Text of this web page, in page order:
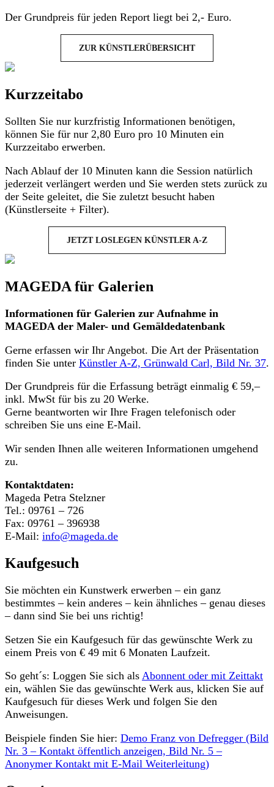
Der Grundpreis für jeden Report liegt bei 2,- Euro.
ZUR KÜNSTLERÜBERSICHT
Kurzzeitabo
Sollten Sie nur kurzfristig Informationen benötigen,
können Sie für nur 2,80 Euro pro 10 Minuten ein
Kurzzeitabo erwerben.
Nach Ablauf der 10 Minuten kann die Session natürlich
jederzeit verlängert werden und Sie werden stets zurück zu
der Seite geleitet, die Sie zuletzt besucht haben
(Künstlerseite + Filter).
JETZT LOSLEGEN KÜNSTLER A-Z
MAGEDA für Galerien
Informationen für Galerien zur Aufnahme in
MAGEDA der Maler- und Gemäldedatenbank
Gerne erfassen wir Ihr Angebot. Die Art der Präsentation
finden Sie unter Künstler A-Z, Grünwald Carl, Bild Nr. 37.
Der Grundpreis für die Erfassung beträgt einmalig € 59,–
inkl. MwSt für bis zu 20 Werke.
Gerne beantworten wir Ihre Fragen telefonisch oder
schreiben Sie uns eine E-Mail.
Wir senden Ihnen alle weiteren Informationen umgehend
zu.
Kontaktdaten:
Mageda Petra Stelzner
Tel.: 09761 – 726
Fax: 09761 – 396938
E-Mail: info@mageda.de
Kaufgesuch
Sie möchten ein Kunstwerk erwerben – ein ganz
bestimmtes – kein anderes – kein ähnliches – genau dieses
– dann sind Sie bei uns richtig!
Setzen Sie ein Kaufgesuch für das gewünschte Werk zu
einem Preis von € 49 mit 6 Monaten Laufzeit.
So geht´s: Loggen Sie sich als Abonnent oder mit Zeittakt
ein, wählen Sie das gewünschte Werk aus, klicken Sie auf
Kaufgesuch für dieses Werk und folgen Sie den
Anweisungen.
Beispiele finden Sie hier: Demo Franz von Defregger (Bild
Nr. 3 – Kontakt öffentlich anzeigen, Bild Nr. 5 –
Anonymer Kontakt mit E-Mail Weiterleitung)